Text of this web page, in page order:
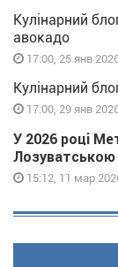
Кулінарний
авокадо
17:00, 25 янв
Кулінарний
17:00, 29 янв
У 2026 році
15:12, 11 мар